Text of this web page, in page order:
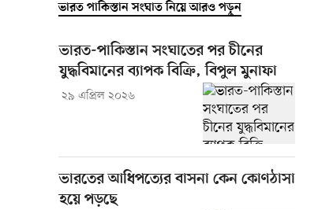
ভারত পাকিস্তান সংঘাত নিয়ে আরও পড়ুন
ভারত-পাকিস্তান সংঘাতের পর চীনের
যুদ্ধবিমানের ব্যাপক বিক্রি, বিপুল মুনাফা
২৯ এপ্রিল ২০২৬
ভারতের আধিপত্যের বাসনা কেন কোণঠাসা
হয়ে পড়ছে